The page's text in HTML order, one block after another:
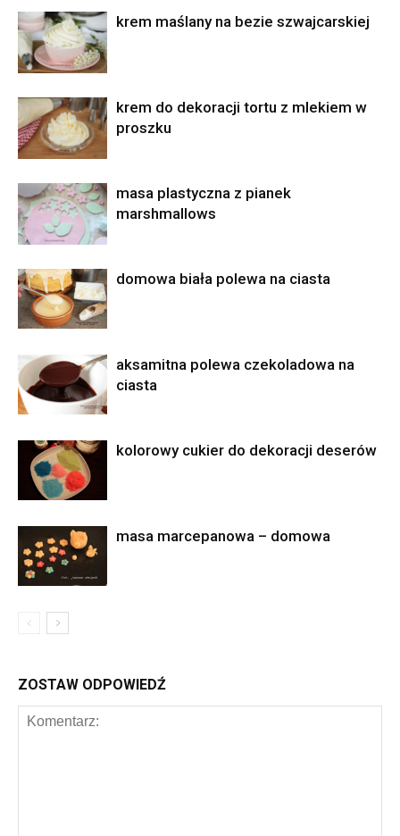
krem maślany na bezie szwajcarskiej
krem do dekoracji tortu z mlekiem w
proszku
masa plastyczna z pianek
marshmallows
domowa biała polewa na ciasta
aksamitna polewa czekoladowa na
ciasta
kolorowy cukier do dekoracji deserów
masa marcepanowa – domowa
ZOSTAW ODPOWIEDŹ